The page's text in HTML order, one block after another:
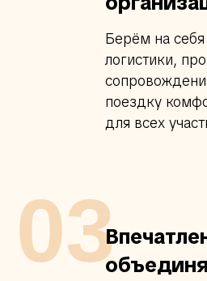
Берём на
логистики,
поездку
для всех
03